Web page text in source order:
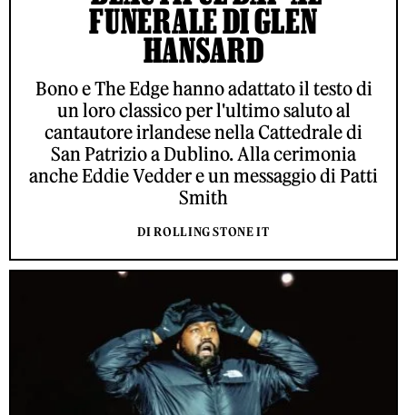
FUNERALE DI GLEN
HANSARD
Bono e The Edge hanno adattato il testo di
un loro classico per l'ultimo saluto al
cantautore irlandese nella Cattedrale di
San Patrizio a Dublino. Alla cerimonia
anche Eddie Vedder e un messaggio di Patti
Smith
DI ROLLING STONE IT